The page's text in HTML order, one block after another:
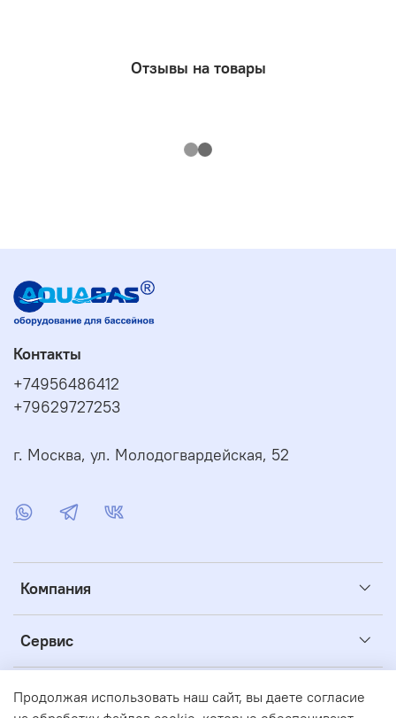
Отзывы на товары
Компания
Сервис
Полезное
Контакты
+74956486412
+79629727253
г. Москва, ул. Молодогвардейская, 52
Продолжая использовать наш сайт, вы даете согласие